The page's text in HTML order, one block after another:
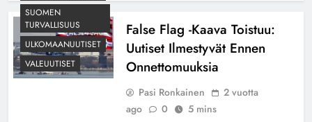
SUOMEN
TURVALLISUUS
ULKOMAANUUTISET
VALEUUTISET
False Flag -Kaava Toistuu:
Uutiset Ilmestyvät Ennen
Onnettomuuksia
Pasi Ronkainen
2 vuotta
ago
0 5 mins